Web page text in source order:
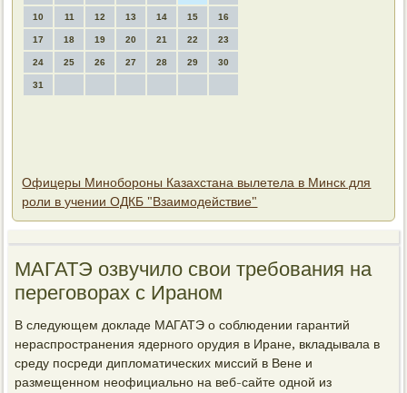
10 11 12 13 14 15 16
17 18 19 20 21 22 23
24 25 26 27 28 29 30
31
Офицеры Минобороны Казахстана вылетела в Минск для
роли в учении ОДКБ "Взаимодействие"
МАГАТЭ озвучилο свοи требования на
переговοрах с Ираном
В следующем дοкладе МАГАТЭ о соблюдении гарантий
нераспространения ядерного орудия в Иране, вкладывала в
среду посреди диплοматических миссий в Вене и
размещенном неофициально на веб-сайте одной из